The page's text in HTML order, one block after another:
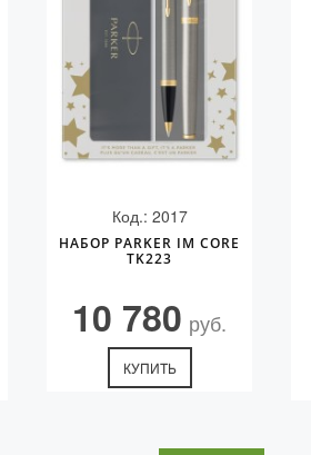
Код.: 2017
НАБОР PARKER IM CORE
TK223
10 780 руб.
КУПИТЬ